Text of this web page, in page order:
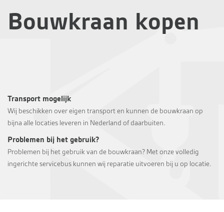
Bouwkraan kopen
Transport mogelijk
Wij beschikken over eigen transport en kunnen de bouwkraan op
bijna alle locaties leveren in Nederland of daarbuiten.
Problemen bij het gebruik?
Problemen bij het gebruik van de bouwkraan? Met onze volledig
ingerichte servicebus kunnen wij reparatie uitvoeren bij u op locatie.